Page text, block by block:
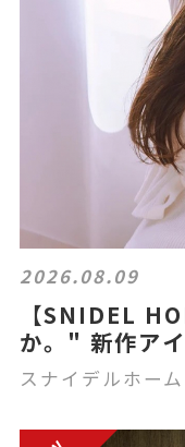
2026.08.09
【SNIDEL
スナイデルホーム